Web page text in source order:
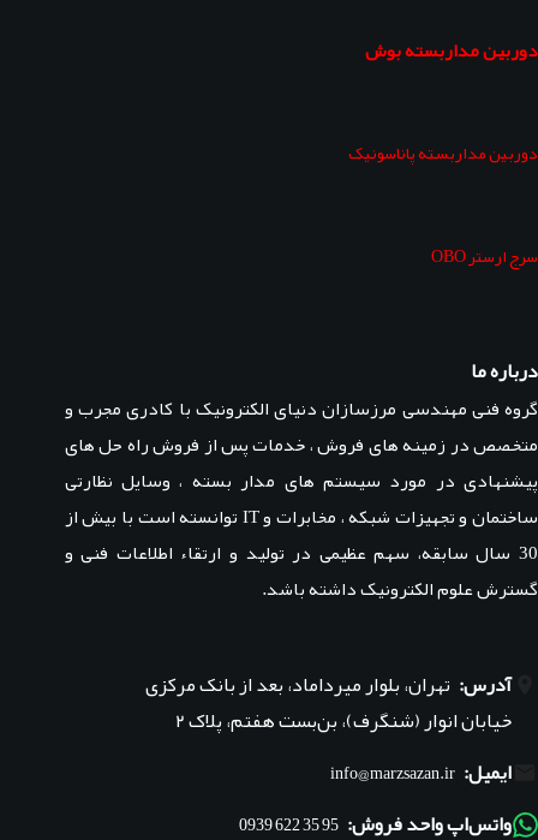
دوربین مداربسته بوش
دوربین مداربسته پاناسونیک
سرج ارستر OBO
درباره ما
گروه فنی مهندسی مرزسازان دنیای الکترونیک با کادری مجرب و
متخصص در زمینه های فروش ، خدمات پس از فروش راه حل های
پیشنهادی در مورد سیستم های مدار بسته ، وسایل نظارتی
ساختمان و تجهیزات شبکه ، مخابرات و IT توانسته است با بیش از
30 سال سابقه، سهم عظیمی در تولید و ارتقاء اطلاعات فنی و
گسترش علوم الکترونیک داشته باشد.
آدرس: تهران، بلوار میرداماد، بعد از بانک مرکزی
خیابان انوار (شنگرف)، بن‌بست هفتم، پلاک ۲
ایمیل: info@marzsazan.ir
واتس‌اپ واحد فروش: 95 35 622 0939